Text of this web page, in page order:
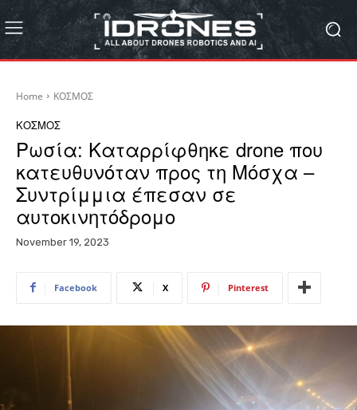
Home ΚΟΣΜΟΣ
ΚΟΣΜΟΣ
Ρωσία: Καταρρίφθηκε drone που
κατευθυνόταν προς τη Μόσχα –
Συντρίμμια έπεσαν σε
αυτοκινητόδρομο
November 19, 2023
Facebook X Pinterest